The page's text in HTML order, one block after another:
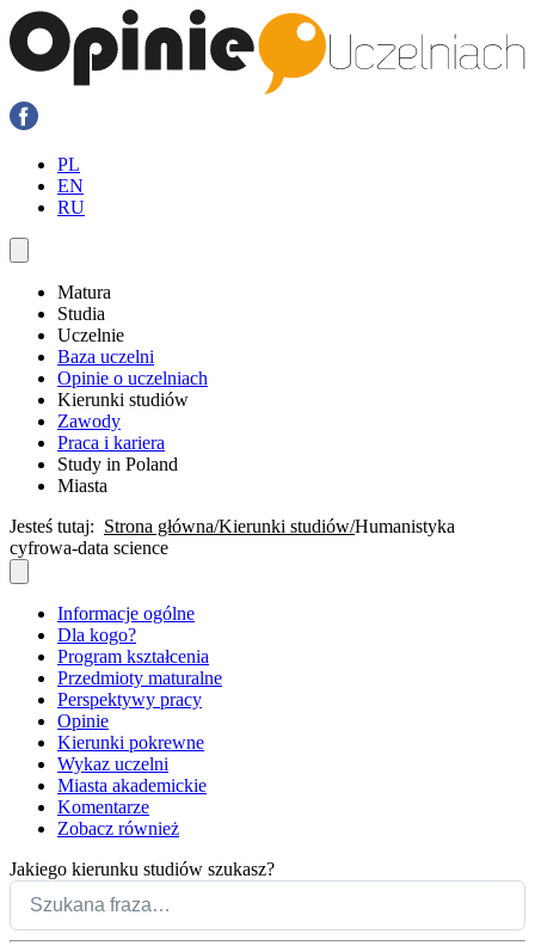
PL
EN
RU
Matura
Studia
Uczelnie
Baza uczelni
Opinie o uczelniach
Kierunki studiów
Zawody
Praca i kariera
Study in Poland
Miasta
Jesteś tutaj: Strona główna Kierunki studiów Humanistyka
cyfrowa-data science
Informacje ogólne
Dla kogo?
Program kształcenia
Przedmioty maturalne
Perspektywy pracy
Opinie
Kierunki pokrewne
Wykaz uczelni
Miasta akademickie
Komentarze
Zobacz również
Jakiego kierunku studiów szukasz?